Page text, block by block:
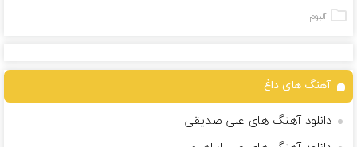
آلبوم
آهنگ های داغ
دانلود آهنگ های علی صدیقی